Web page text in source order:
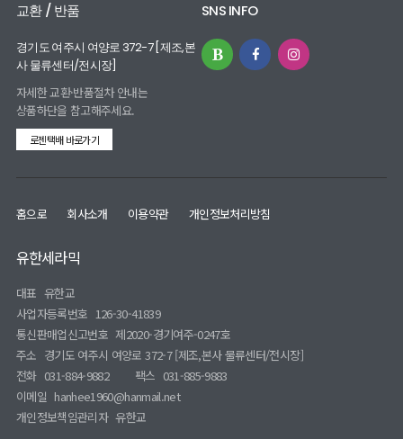
교환 / 반품
경기도 여주시 여양로 372-7 [제조,본
사 물류센터/전시장]
자세한 교환·반품절차 안내는
상품하단을 참고해주세요.
로젠택배 바로가기
SNS INFO
홈으로 회사소개 이용약관 개인정보처리방침
유한세라믹
대표 유한교
사업자등록번호 126-30-41839
통신판매업신고번호 제2020-경기여주-0247호
주소 경기도 여주시 여양로 372-7 [제조,본사 물류센터/전시장]
전화 031-884-9882 팩스 031-885-9883
이메일 hanhee1960@hanmail.net
개인정보책임관리자 유한교